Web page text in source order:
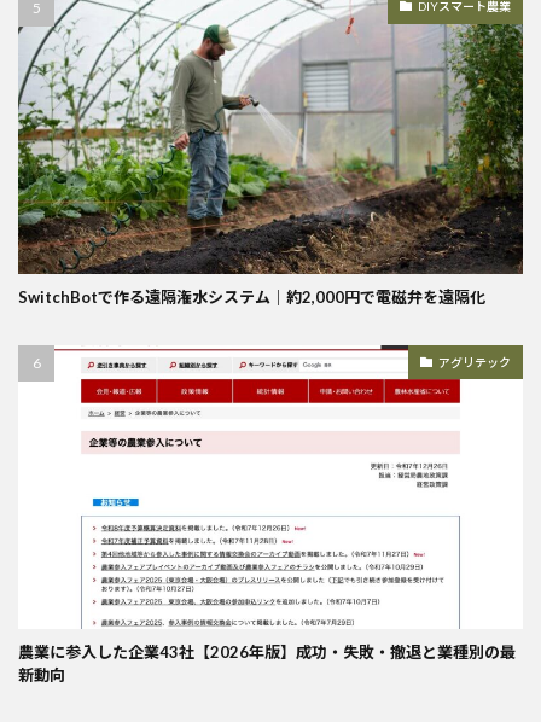
DIYスマート農業
SwitchBotで作る遠隔潅水システム｜約2,000円で電磁弁を遠隔化
アグリテック
農業に参入した企業43社【2026年版】成功・失敗・撤退と業種別の最
新動向